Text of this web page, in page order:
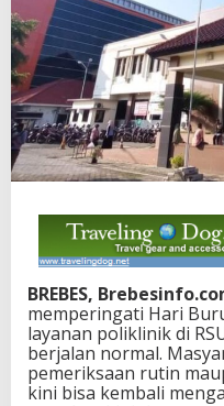
BREBES,
memperingati Hari
layanan poliklinik di
berjalan normal.
pemeriksaan rutin
kini bisa kembali